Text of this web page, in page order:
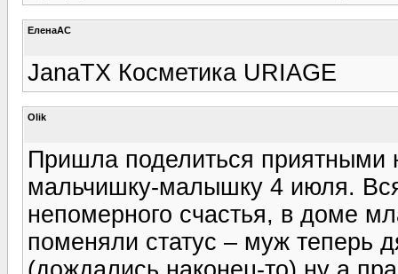
ЕленаАС
JanaTX Косметика URIAGE
Olik
Пришла поделиться приятными
мальчишку-малышку 4 июля.
непомерного счастья, в доме
поменяли статус – муж теперь